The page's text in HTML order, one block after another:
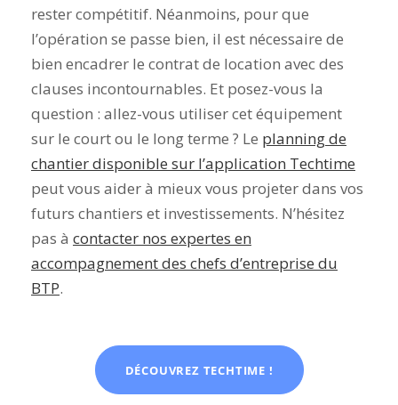
rester compétitif. Néanmoins, pour que
l’opération se passe bien, il est nécessaire de
bien encadrer le contrat de location avec des
clauses incontournables. Et posez-vous la
question : allez-vous utiliser cet équipement
sur le court ou le long terme ? Le planning de
chantier disponible sur l’application Techtime
peut vous aider à mieux vous projeter dans vos
futurs chantiers et investissements. N’hésitez
pas à contacter nos expertes en
accompagnement des chefs d’entreprise du
BTP.
DÉCOUVREZ TECHTIME !